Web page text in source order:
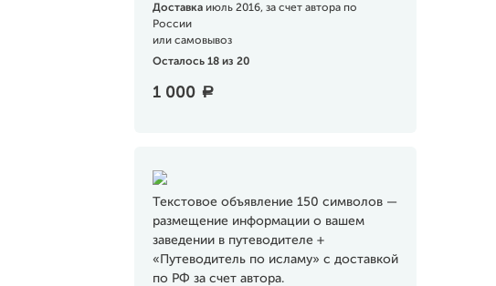
Доставка июль 2016, за счет автора по
России
или самовывоз
Осталось 18 из 20
1 000 a
Текстовое объявление 150 символов —
размещение информации о вашем
заведении в путеводителе +
«Путеводитель по исламу» с доставкой
по РФ за счет автора.